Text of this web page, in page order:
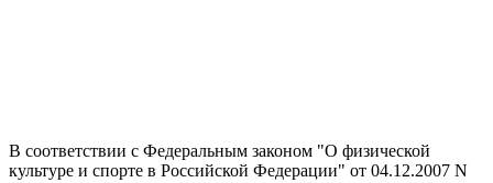
В соответствии с Федеральным законом "О физической
культуре и спорте в Российской Федерации" от 04.12.2007 N